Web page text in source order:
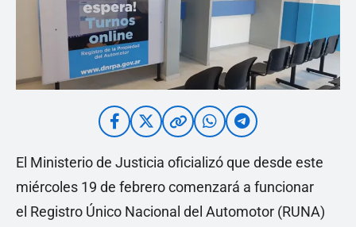
El Ministerio de Justicia oficializó que desde este
miércoles 19 de febrero comenzará a funcionar
el Registro Único Nacional del Automotor (RUNA)